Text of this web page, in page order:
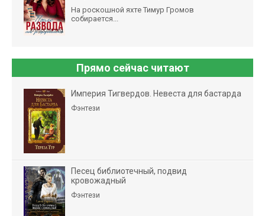
На роскошной яхте Тимур Громов
собирается...
Прямо сейчас читают
Империя Тигвердов. Невеста для бастарда
Фэнтези
Песец библиотечный, подвид
кровожадный
Фэнтези